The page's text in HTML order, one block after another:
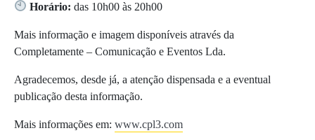
Horário: das 10h00 às 20h00
Mais informação e imagem disponíveis através da
Completamente – Comunicação e Eventos Lda.
Agradecemos, desde já, a atenção dispensada e a eventual
publicação desta informação.
Mais informações em: www.cpl3.com